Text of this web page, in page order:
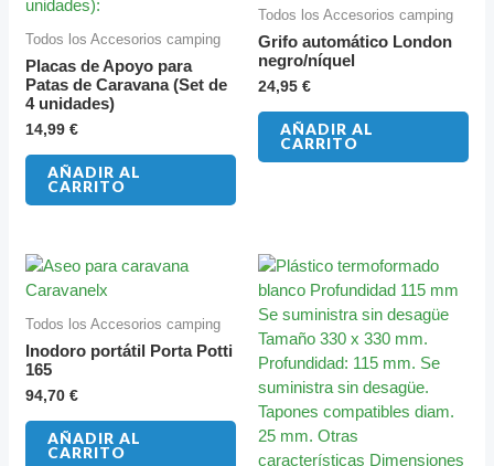
Todos los Accesorios camping
Placas de Apoyo para
Patas de Caravana (Set de
4 unidades)
14,99€
AÑADIR AL
CARRITO
Todos los Accesorios camping
Grifo automático London
negro/níquel
24,95 €
AÑADIR AL
CARRITO
Todos los Accesorios camping
Inodoro portátil Porta Potti
165
94,70€
AÑADIR AL
CARRITO